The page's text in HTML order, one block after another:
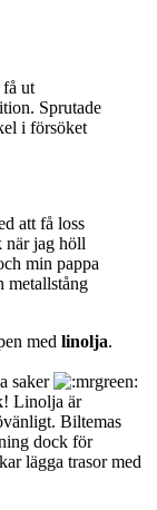
få ut
Sprutade
i försöket
att få loss
när jag höll
min pappa
metallstång
med linolja.
saker
Linolja är
Biltemas
dock för
lägga trasor med